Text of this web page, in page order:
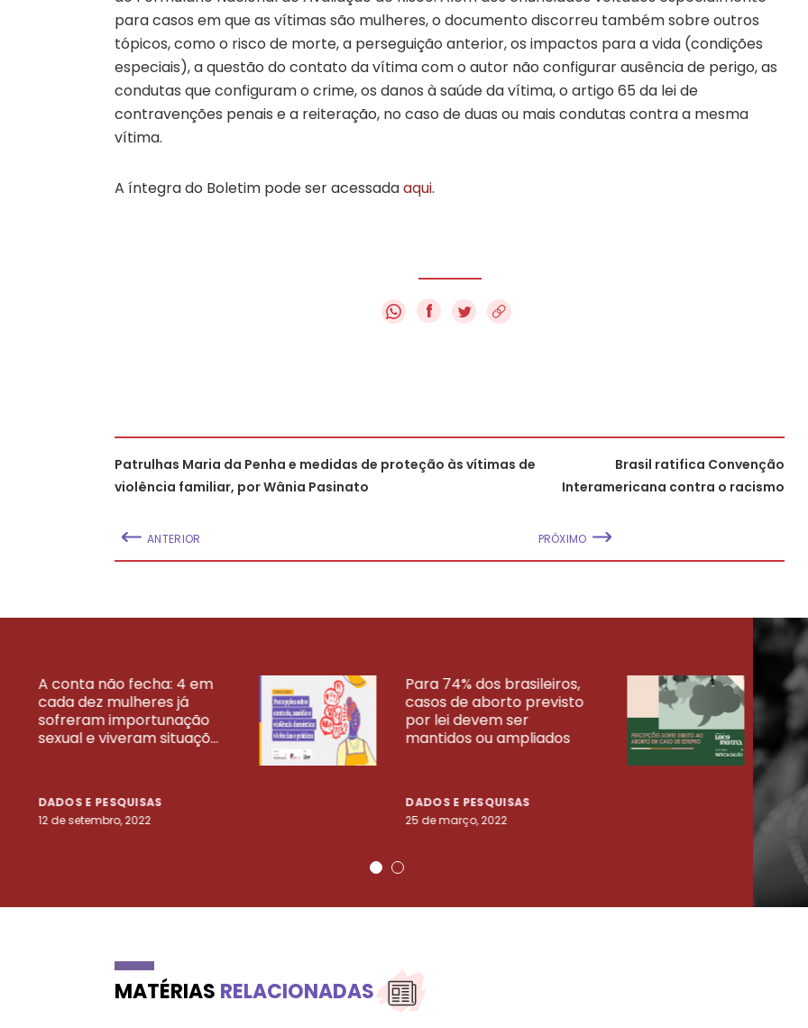
para casos em que as vítimas são mulheres, o documento discorreu também sobre outros
tópicos, como o risco de morte, a perseguição anterior, os impactos para a vida (condições
especiais), a questão do contato da vítima com o autor não configurar ausência de perigo, as
condutas que configuram o crime, os danos à saúde da vítima, o artigo 65 da lei de
contravenções penais e a reiteração, no caso de duas ou mais condutas contra a mesma
vítima.
A íntegra do Boletim pode ser acessadaaqui.
f
Patrulhas Maria da Penha e medidas de proteção às vítimas de
violência familiar, por Wânia Pasinato
ANTERIOR
Brasil ratifica Convenção
Interamericana contra o racismo
PRÓXIMO
A conta não fecha: 4 em
cada dez mulheres já
sofreram importunação
sexual e viveram situaçõ...
DADOS E PESQUISAS
12 de setembro, 2022
Para 74% dos brasileiros,
casos de aborto previsto
por lei devem ser
mantidos ou ampliados
DADOS E PESQUISAS
25 de março, 2022
23
VEJA MAIS PESQUISAS
MATÉRIAS RELACIONADAS